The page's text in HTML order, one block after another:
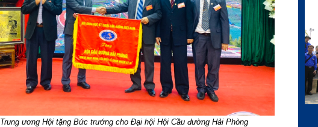
Trung ương Hội tặng Bức trướng cho Đại hội Hội Cầu đường Hải Phòng
60 NĂM ĐIỆN BIÊN PHỦ